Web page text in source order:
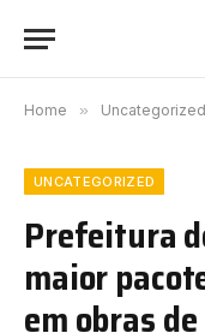
Home » Uncategorized
UNCATEGORIZED
Prefeitura
maior
em obras